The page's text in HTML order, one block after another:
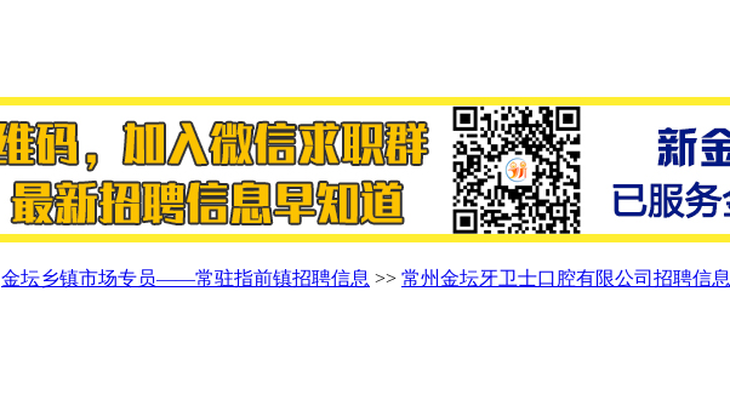
金坛乡镇市场专员——常驻指前镇招聘信息 >> 常州金坛牙卫士口腔有限公司招聘信息